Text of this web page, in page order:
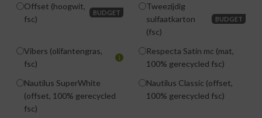
Offset (hoogwit,
fsc)
BUDGET
Tweezijdig
sulfaatkarton
(fsc)
BUDGET
Vibers (olifantengras,
fsc)
Respecta Satin mc (mat,
100% gerecycled fsc)
Nautilus SuperWhite
(offset, 100% gerecycled
fsc)
Nautilus Classic (offset,
100% gerecycled fsc)